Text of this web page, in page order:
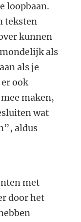
loopbaan.
teksten
kunnen
als
als je
ook
maken,
wat
aldus
met
door het